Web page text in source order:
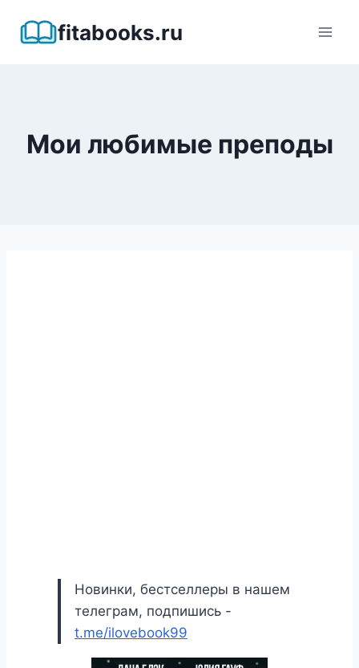
fitabooks.ru
Мои любимые преподы
Новинки, бестселлеры в нашем
телеграм, подпишись -
t.me/ilovebook99